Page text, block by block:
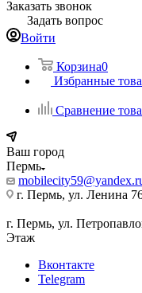
Заказать звонок
Задать вопрос
Войти
Корзина0
Избранные
Сравнение
Ваш город
Пермь
г. Пермь, ул. Ленина
г. Пермь, ул.
Этаж
Вконтакте
Telegram